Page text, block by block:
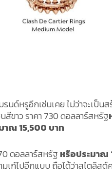
นด์หรูอีกเช่นเคย ไม่ว่าจะเป็น
สีขาว ราคา 730 ดอลลาร์สหรัฐ
าณ 15,500 บาท
ดอลลาร์สหรัฐ หรือประมาณ
ก๋ไปอีกแบบ ถือได้ว่าสไตลิสต์